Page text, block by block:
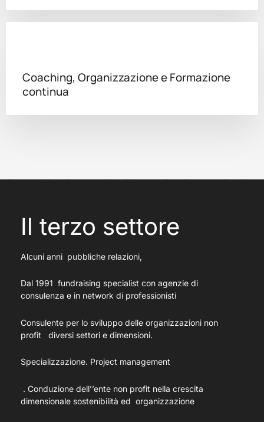
Coaching, Organizzazione e Formazione
continua
Il terzo settore
Alcuni anni pubbliche relazioni,
Dal 1991 fundraising specialist con agenzie di
consulenza e in network di professionisti
Consulente per lo sviluppo delle organizzazioni non
profit diversi settori e dimensioni.
Specializzazione. Project management
. Conduzione dell’’ente non profit nella crescita
dimensionale sostenibilità ed organizzazione